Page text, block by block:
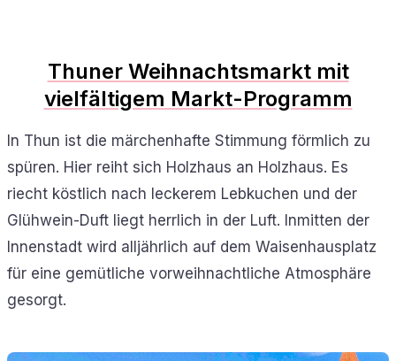
Thuner Weihnachtsmarkt mit
vielfältigem Markt-Programm
In Thun ist die märchenhafte Stimmung förmlich zu
spüren. Hier reiht sich Holzhaus an Holzhaus. Es
riecht köstlich nach leckerem Lebkuchen und der
Glühwein-Duft liegt herrlich in der Luft. Inmitten der
Innenstadt wird alljährlich auf dem Waisenhausplatz
für eine gemütliche vorweihnachtliche Atmosphäre
gesorgt.